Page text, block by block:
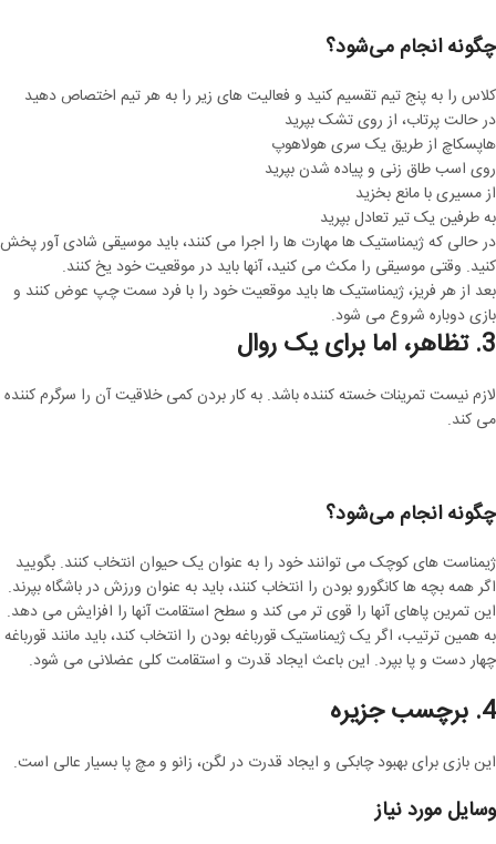
چگونه انجام می‌شود؟
کلاس را به پنج تیم تقسیم کنید و فعالیت های زیر را به هر تیم اختصاص دهید
در حالت پرتاب، از روی تشک بپرید
هاپسکاچ از طریق یک سری هولاهوپ
روی اسب طاق زنی و پیاده شدن بپرید
از مسیری با مانع بخزید
به طرفین یک تیر تعادل بپرید
در حالی که ژیمناستیک ها مهارت ها را اجرا می کنند، باید موسیقی شادی آور پخش
کنید. وقتی موسیقی را مکث می کنید، آنها باید در موقعیت خود یخ کنند.
بعد از هر فریز، ژیمناستیک ها باید موقعیت خود را با فرد سمت چپ عوض کنند و
بازی دوباره شروع می شود.
3. تظاهر، اما برای یک روال
لازم نیست تمرینات خسته کننده باشد. به کار بردن کمی خلاقیت آن را سرگرم کننده
می کند.
چگونه انجام می‌شود؟
ژیمناست های کوچک می توانند خود را به عنوان یک حیوان انتخاب کنند. بگویید
اگر همه بچه ها کانگورو بودن را انتخاب کنند، باید به عنوان ورزش در باشگاه بپرند.
این تمرین پاهای آنها را قوی تر می کند و سطح استقامت آنها را افزایش می دهد.
به همین ترتیب، اگر یک ژیمناستیک قورباغه بودن را انتخاب کند، باید مانند قورباغه
چهار دست و پا بپرد. این باعث ایجاد قدرت و استقامت کلی عضلانی می شود.
4. برچسب جزیره
این بازی برای بهبود چابکی و ایجاد قدرت در لگن، زانو و مچ پا بسیار عالی است.
وسایل مورد نیاز